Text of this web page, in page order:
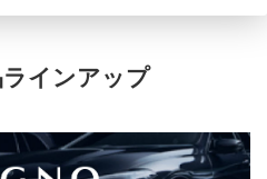
インアップ